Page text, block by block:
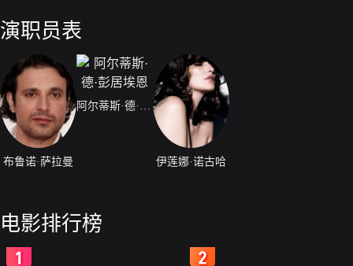
演职员表
布鲁诺·萨拉曼
阿尔蒂斯·德·彭居埃恩
伊莲娜·诺古哈
电影排行榜